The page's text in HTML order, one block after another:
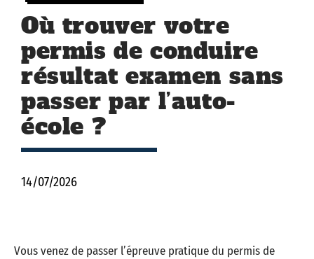
Où trouver votre
permis de conduire
résultat examen sans
passer par l’auto-
école ?
14/07/2026
Vous venez de passer l’épreuve pratique du permis de